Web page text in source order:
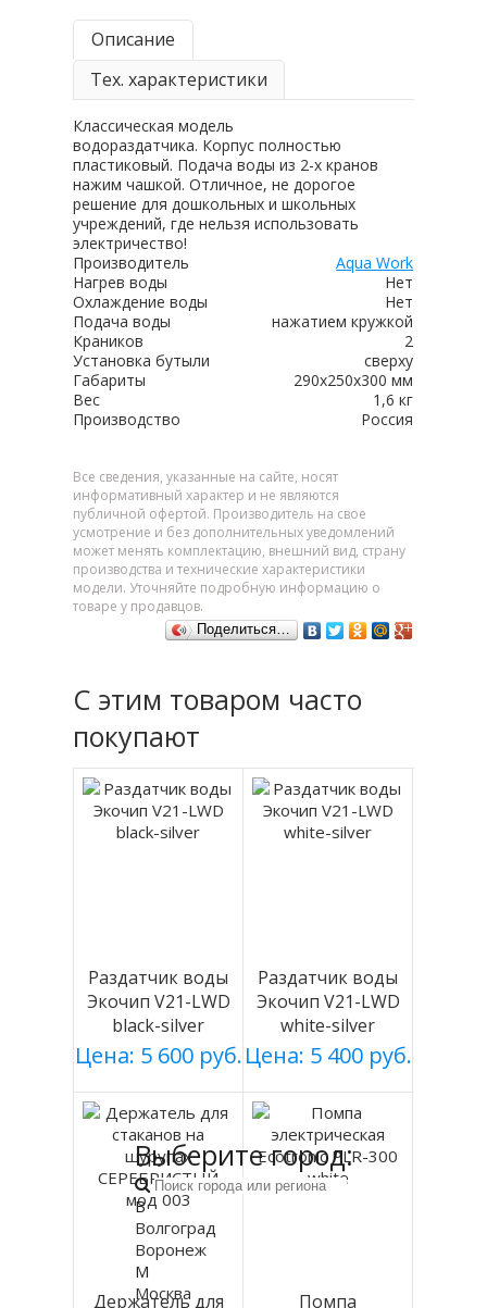
Описание
Тех. характеристики
Классическая модель
водораздатчика. Корпус полностью
пластиковый. Подача воды из 2-х кранов
нажим чашкой. Отличное, не дорогое
решение для дошкольных и школьных
учреждений, где нельзя использовать
электричество!
Производитель
Aqua Work
Нагрев воды
Нет
Охлаждение воды
Нет
Подача воды
нажатием кружкой
Краников
2
Установка бутыли
сверху
Габариты
290х250х300 мм
Вес
1,6 кг
Производство
Россия
Все сведения, указанные на сайте, носят
информативный характер и не являются
публичной офертой. Производитель на свое
усмотрение и без дополнительных уведомлений
может менять комплектацию, внешний вид, страну
производства и технические характеристики
модели. Уточняйте подробную информацию о
товаре у продавцов.
Поделиться…
С этим товаром часто
покупают
Раздатчик воды
Экочип V21-LWD
black-silver
Цена: 5 600 руб.
Раздатчик воды
Экочип V21-LWD
white-silver
Цена: 5 400 руб.
Держатель для Помпа
Выберите город:
В
Волгоград
Воронеж
М
Москва